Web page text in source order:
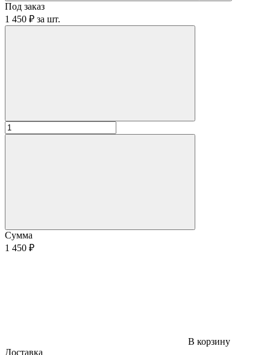
Под заказ
1 450 ₽ за шт.
Сумма
1 450 ₽
В корзину
Доставка